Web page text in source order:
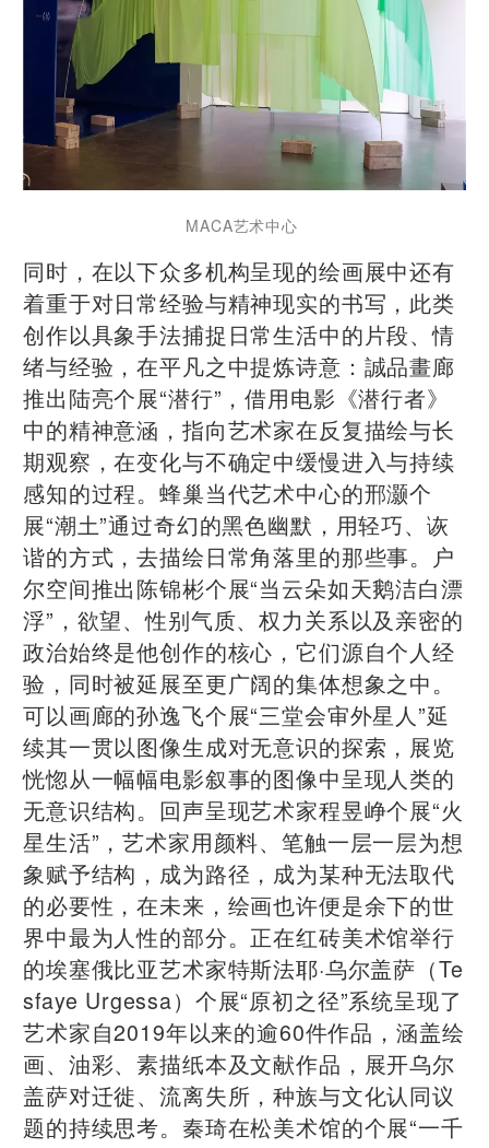
MACA艺术中心
同时，在以下众多机构呈现的绘画展中还有
着重于对日常经验与精神现实的书写，此类
创作以具象手法捕捉日常生活中的片段、情
绪与经验，在平凡之中提炼诗意：誠品畫廊
推出陆亮个展“潜行”，借用电影《潜行者》
中的精神意涵，指向艺术家在反复描绘与长
期观察，在变化与不确定中缓慢进入与持续
感知的过程。蜂巢当代艺术中心的邢灏个
展“潮土”通过奇幻的黑色幽默，用轻巧、诙
谐的方式，去描绘日常角落里的那些事。户
尔空间推出陈锦彬个展“当云朵如天鹅洁白漂
浮”，欲望、性别气质、权力关系以及亲密的
政治始终是他创作的核心，它们源自个人经
验，同时被延展至更广阔的集体想象之中。
可以画廊的孙逸飞个展“三堂会审外星人”延
续其一贯以图像生成对无意识的探索，展览
恍惚从一幅幅电影叙事的图像中呈现人类的
无意识结构。回声呈现艺术家程昱峥个展“火
星生活”，艺术家用颜料、笔触一层一层为想
象赋予结构，成为路径，成为某种无法取代
的必要性，在未来，绘画也许便是余下的世
界中最为人性的部分。正在红砖美术馆举行
的埃塞俄比亚艺术家特斯法耶·乌尔盖萨（Te
sfaye Urgessa）个展“原初之径”系统呈现了
艺术家自2019年以来的逾60件作品，涵盖绘
画、油彩、素描纸本及文献作品，展开乌尔
盖萨对迁徙、流离失所，种族与文化认同议
题的持续思考。秦琦在松美术馆的个展“一千